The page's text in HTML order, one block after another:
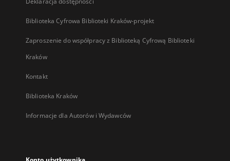
Biblioteka Cyfrowa Biblioteki Kraków-projekt
Zaproszenie do współpracy z Biblioteką Cyfrową Biblioteki
Kraków
Kontakt
Biblioteka Kraków
Informacje dla Autorów i Wydawców